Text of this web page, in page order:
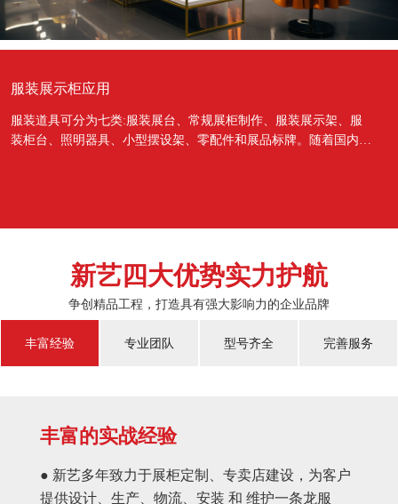
服装展示柜应用
服装道具可分为七类:服装展台、常规展柜制作、服装展示架、服
装柜台、照明器具、小型摆设架、零配件和展品标牌。随着国内经
新艺四大优势实力护航
争创精品工程，打造具有强大影响力的企业品牌
丰富经验 专业团队 型号齐全 完善服务
丰富的实战经验
● 新艺多年致力于展柜定制、专卖店建设，为客户
提供设计、生产、物流、安装 和 维护一条龙服